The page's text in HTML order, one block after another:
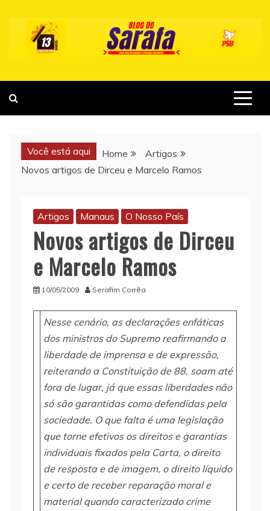
content
Você está aqui Home
Artigos
Novos artigos de Dirceu e Marcelo Ramos
Artigos Manaus O Nosso País
Novos artigos de Dirceu
e Marcelo Ramos
10/05/2009 Serafim Corrêa
Nesse cenário, as declarações enfáticas
dos ministros do Supremo reafirmando a
liberdade de imprensa e de expressão,
reiterando a Constituição de 88, soam até
fora de lugar, já que essas liberdades não
só são garantidas como defendidas pela
sociedade. O que falta é uma legislação
que torne efetivos os direitos e garantias
individuais fixados pela Carta, o direito
de resposta e de imagem, o direito líquido
e certo de receber reparação moral e
material quando caracterizado crime